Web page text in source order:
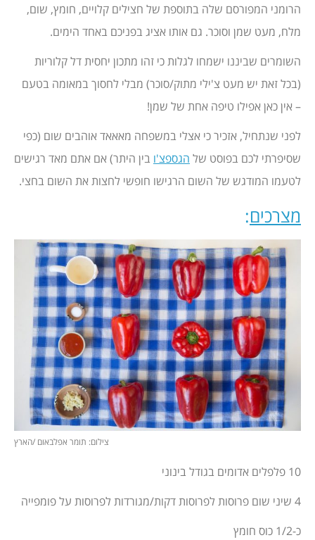
הרומני המפורסם שלה בתוספת של חצילים קלויים, חומץ, שום,
מלח, מעט שמן וסוכר. גם אותו אציג בפניכם באחד הימים.
השומרים שביננו ישמחו לגלות כי זהו מתכון יחסית דל קלוריות
(בכל זאת יש מעט צ'ילי מתוק/סוכר) מבלי לחסוך במאומה בטעם
– אין כאן אפילו טיפה אחת של שמן!
לפני שנתחיל, אזכיר כי אצלי במשפחה מאאאד אוהבים שום (כפי
שסיפרתי לכם בפוסט של הגספצ'ו בין היתר) אם אתם מאד רגישים
לטעמו המודגש של השום הרגישו חופשי לחצות את השום בחצי.
מצרכים:
צילום: תומר אפלבאום /הארץ
10 פלפלים אדומים בגודל בינוני
4 שיני שום פרוסות לפרוסות דקות/מגורדות לפרוסות על פומפייה
כ-1/2 כוס חומץ